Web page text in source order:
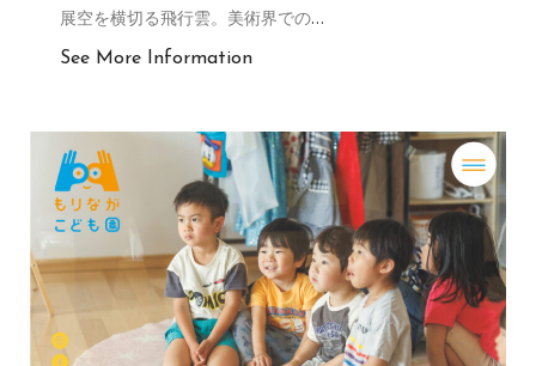
展空を横切る飛行雲。美術界での…
See More Information